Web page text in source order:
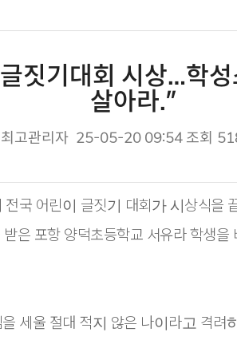
짓기대회 시상…학
살아라.”
최고관리자 25-05-20 09:54 조회
전국 어린이 글짓기 대회가 시상식을
은 포항 양덕초등학교 서유라 학생
세울 절대 적지 않은 나이라고 격려